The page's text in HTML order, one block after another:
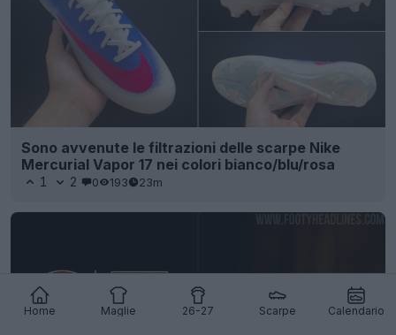
Home Maglie 26-27 Scarpe Calendario
Sono avvenute le filtrazioni delle scarpe Nike
Mercurial Vapor 17 nei colori bianco/blu/rosa
1 2 0 193 23m